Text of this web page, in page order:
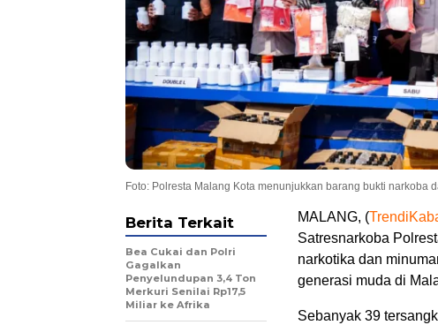
Foto: Polresta Malang Kota menunjukkan barang bukti
MALANG, (
Satresnarkoba
narkotika dan
generasi muda di
Sebanyak 39
Berita Terkait
Bea Cukai dan Polri
Gagalkan
Penyelundupan 3,4 Ton
Merkuri Senilai Rp17,5
Miliar ke Afrika